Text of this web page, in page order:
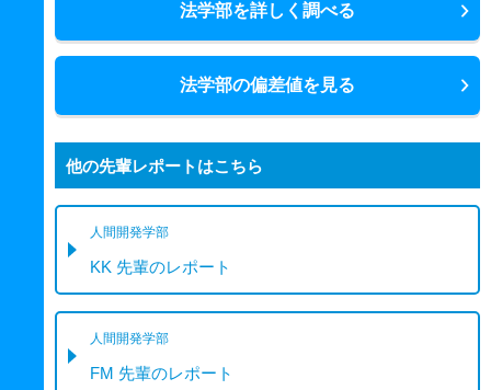
法学部を詳しく調べる
法学部の偏差値を見る
他の先輩レポートはこちら
人間開発学部
KK 先輩のレポート
人間開発学部
FM 先輩のレポート